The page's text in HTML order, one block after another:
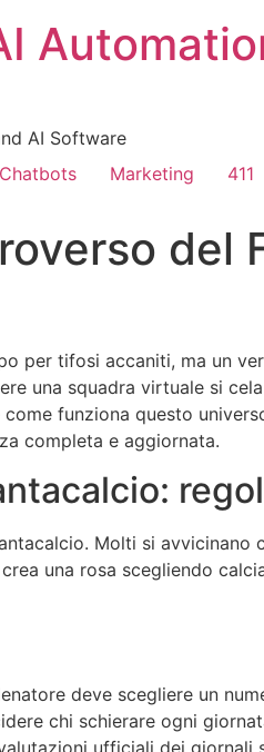
AI Software
Chatbots Marketing 411
del
per tifosi accaniti, ma un
una squadra virtuale si
funziona questo
completa e aggiornata.
Molti si avvicinano
una rosa scegliendo
deve scegliere un
chi schierare ogni
ufficiali dei